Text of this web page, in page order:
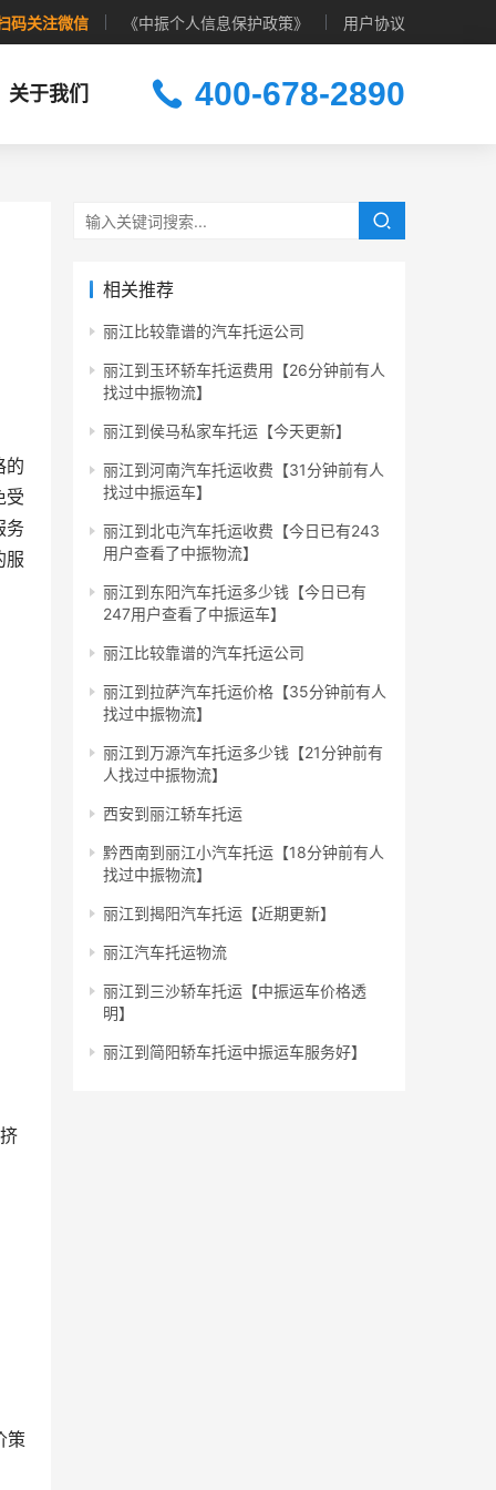
码关注微信 《中振个人信息保护政策》 用户协议
关于我们 400-678-2890
的
受
务
服
策
相关推荐
丽江比较靠谱的汽车托运公司
丽江到玉环轿车托运费用【26分钟前有人
找过中振物流】
丽江到侯马私家车托运【今天更新】
丽江到河南汽车托运收费【31分钟前有人
找过中振运车】
丽江到北屯汽车托运收费【今日已有243
用户查看了中振物流】
丽江到东阳汽车托运多少钱【今日已有
247用户查看了中振运车】
丽江比较靠谱的汽车托运公司
丽江到拉萨汽车托运价格【35分钟前有人
找过中振物流】
丽江到万源汽车托运多少钱【21分钟前有
人找过中振物流】
西安到丽江轿车托运
黔西南到丽江小汽车托运【18分钟前有人
找过中振物流】
丽江到揭阳汽车托运【近期更新】
丽江汽车托运物流
丽江到三沙轿车托运【中振运车价格透
明】
丽江到简阳轿车托运中振运车服务好】